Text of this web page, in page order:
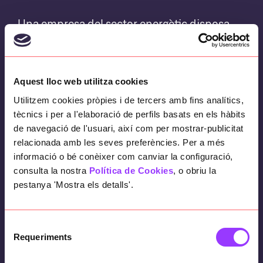
Aquest lloc web utilitza cookies
Utilitzem cookies pròpies i de tercers amb fins analítics,
tècnics i per a l'elaboració de perfils basats en els hàbits
de navegació de l'usuari, així com per mostrar-publicitat
relacionada amb les seves preferències. Per a més
informació o bé conèixer com canviar la configuració,
consulta la nostra Política de Cookies, o obriu la
pestanya 'Mostra els detalls'.
Requeriments
Una empresa del sector energètic disposa
d’equips que resolen les urgències que
sorgeixen a la xarxa de distribució. Aquests
donen cobertura a diferents zones
geogràfiques.
No totes les urgències tenen les mateixes
prioritats.
Millorar l’eficiència de la gestió de les